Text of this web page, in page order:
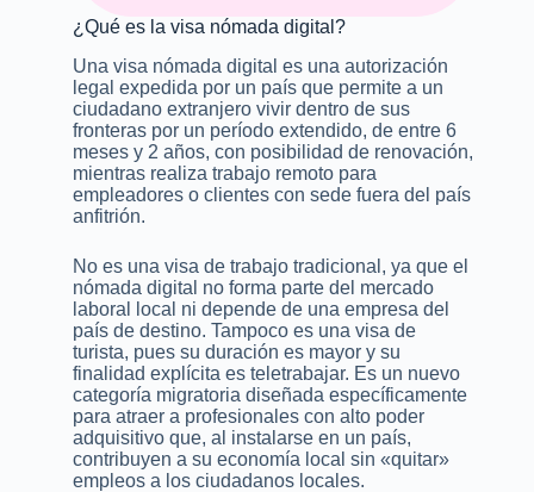
¿Qué es la visa nómada digital?
Una visa nómada digital es una autorización
legal expedida por un país que permite a un
ciudadano extranjero vivir dentro de sus
fronteras por un período extendido, de entre 6
meses y 2 años, con posibilidad de renovación,
mientras realiza trabajo remoto para
empleadores o clientes con sede fuera del país
anfitrión.
No es una visa de trabajo tradicional, ya que el
nómada digital no forma parte del mercado
laboral local ni depende de una empresa del
país de destino. Tampoco es una visa de
turista, pues su duración es mayor y su
finalidad explícita es teletrabajar. Es un nuevo
categoría migratoria diseñada específicamente
para atraer a profesionales con alto poder
adquisitivo que, al instalarse en un país,
contribuyen a su economía local sin «quitar»
empleos a los ciudadanos locales.